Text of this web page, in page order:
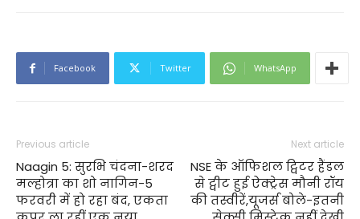
Facebook Twitter WhatsApp
Previous article
Naagin 5: सुरभि चंदना-शरद
मल्होत्रा का शो नागिन-5
फरवरी में हो रहा बंद, एकता
Next article
NSE के ऑफिशल ट्विटर हैंडल
से ट्वीट हुई ऐक्ट्रेस मौनी रॉय
की तस्वीरें,यूजर्स बोले-इतनी